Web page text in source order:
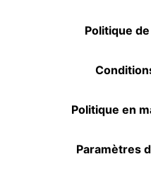
Politique
Politique en
Paramètres